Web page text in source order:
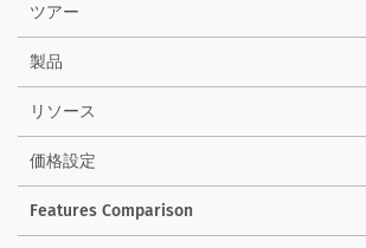
ツアー
製品
リソース
価格設定
Features Comparison